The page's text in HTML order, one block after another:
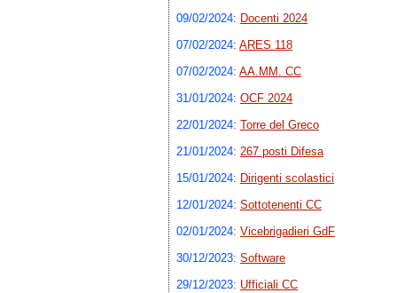
09/02/2024: Docenti 2024
07/02/2024: ARES 118
07/02/2024: AA.MM. CC
31/01/2024: OCF 2024
22/01/2024: Torre del Greco
21/01/2024: 267 posti Difesa
15/01/2024: Dirigenti scolastici
12/01/2024: Sottotenenti CC
02/01/2024: Vicebrigadieri GdF
30/12/2023: Software
29/12/2023: Ufficiali CC